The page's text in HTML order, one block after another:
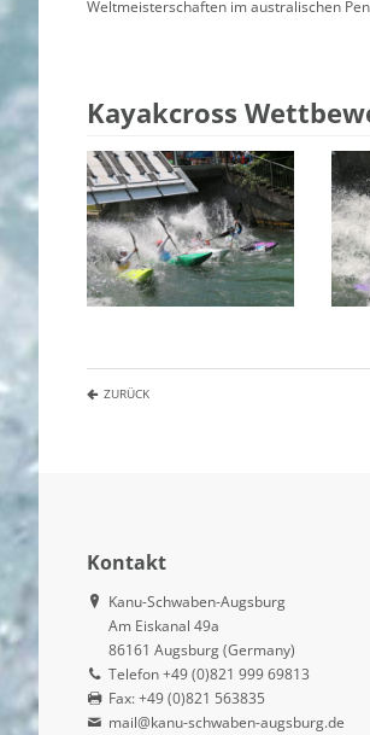
Weltmeisterschaften im australischen
Kayakcross
ZURÜCK
Kontakt
Kanu-Schwaben-Augsburg
Am Eiskanal 49a
86161 Augsburg (Germany)
Telefon +49 (0)821 999 69813
Fax: +49 (0)821 563835
mail@kanu-schwaben-augsburg.de